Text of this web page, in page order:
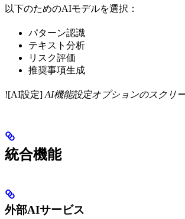
以下のためのAIモデルを選択：
パターン認識
テキスト分析
リスク評価
推奨事項生成
![AI設定] AI機能設定オプションのスクリ
統合機能
外部AIサービス